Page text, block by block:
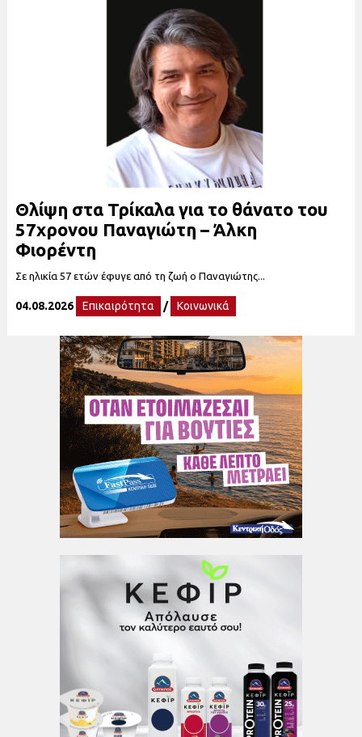
Θλίψη στα Τρίκαλα για το θάνατο του
57χρονου Παναγιώτη – Άλκη
Φιορέντη
Σε ηλικία 57 ετών έφυγε από τη ζωή ο Παναγιώτης...
04.08.2026 Επικαιρότητα / Κοινωνικά